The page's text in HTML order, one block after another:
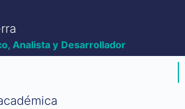
Analista y Desarrollador